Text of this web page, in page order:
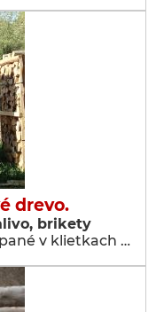
drevo.
brikety
v klietkach …